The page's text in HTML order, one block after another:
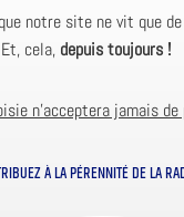
notre site ne vit que
Et, cela, depuis toujours !
n’acceptera jamais
À LA PÉRENNITÉ DE LA